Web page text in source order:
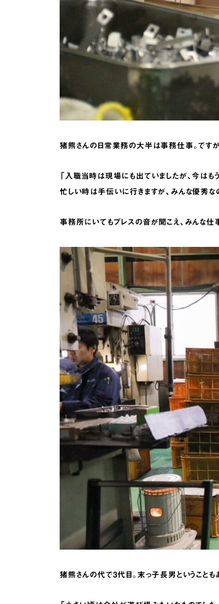
猪熊さんの日常業務の大半は事務仕事。ですが
「入職当時は現場にも出ていましたが、今は
忙しい時は手伝いに行きますが、みんな優秀
事務所にいてもプレスの音が聞こえ、みんな仕
猪熊さんの代で3代目。末っ子長男ということも